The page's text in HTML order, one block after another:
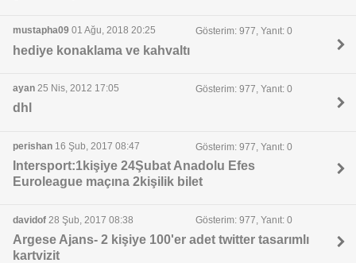
mustapha09 01 Ağu, 2018 20:25 Gösterim: 977, Yanıt: 0
hediye konaklama ve kahvaltı
ayan 25 Nis, 2012 17:05 Gösterim: 977, Yanıt: 0
dhl
perishan 16 Şub, 2017 08:47 Gösterim: 977, Yanıt: 0
Intersport:1kişiye 24Şubat Anadolu Efes
Euroleague maçına 2kişilik bilet
davidof 28 Şub, 2017 08:38 Gösterim: 977, Yanıt: 0
Argese Ajans- 2 kişiye 100'er adet twitter tasarımlı
kartvizit